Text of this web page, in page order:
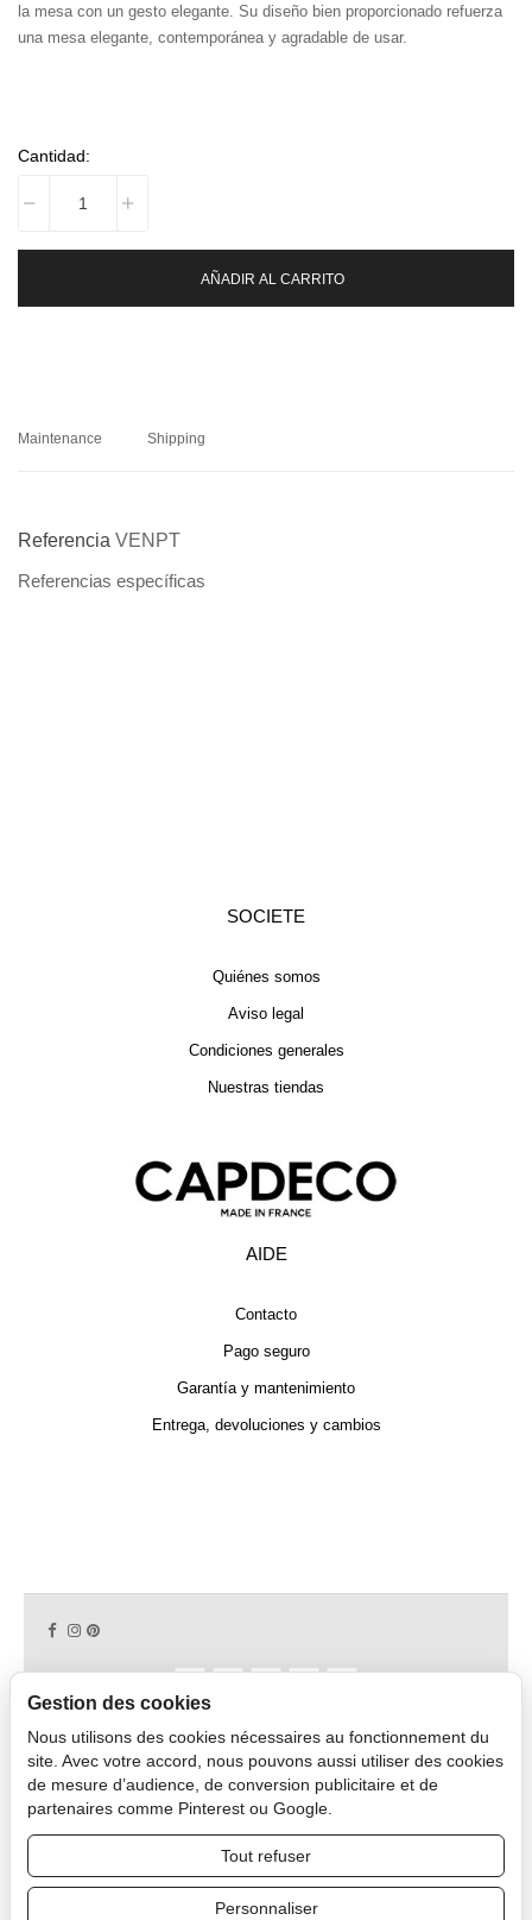
la mesa con un gesto elegante. Su diseño bien proporcionado refuerza
una mesa elegante, contemporánea y agradable de usar.
Cantidad:
AÑADIR AL CARRITO
Maintenance Shipping
Referencia VENPT
Referencias específicas
SOCIETE
Quiénes somos
Aviso legal
Condiciones generales
Nuestras tiendas
AIDE
Contacto
Pago seguro
Garantía y mantenimiento
Entrega, devoluciones y cambios
Copyright © 2026 CAPDECO.
Área Profesional
Gestion des cookies
Nous utilisons des cookies nécessaires au fonctionnement du
site. Avec votre accord, nous pouvons aussi utiliser des cookies
de mesure d’audience, de conversion publicitaire et de
partenaires comme Pinterest ou Google.
Tout refuser
Personnaliser